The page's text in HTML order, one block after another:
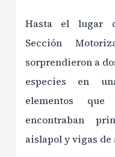
Hasta el lugar
Sección
sorprendieron a
especies en
elementos
encontraban
aislapol y vigas de